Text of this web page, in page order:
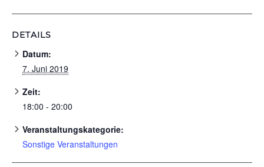
DETAILS
Datum:
7. Juni 2019
Zeit:
18:00 - 20:00
Veranstaltungskategorie:
Sonstige Veranstaltungen